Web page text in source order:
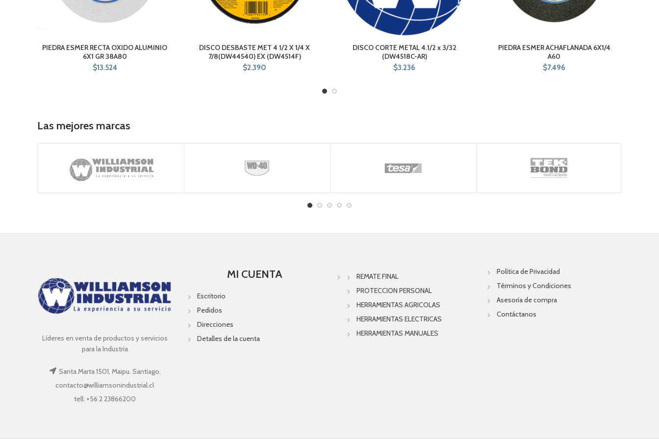
PIEDRA ESMER RECTA OXIDO ALUMINIO
6X1 GR 38A80
$13.524
DISCO DESBASTE MET 4 1/2 X 1/4 X
7/8(DW44540) EX (DW4514F)
$2.390
DISCO CORTE METAL 4.1/2 x 3/32
(DW4518C-AR)
$3.236
PIEDRA ESMER ACHAFLANADA 6X1/4
A60
$7.496
Las mejores marcas
Líderes en venta de productos y servicios
para la Industria
Santa Marta 1501, Maipu. Santiago.
contacto@williamsonindustrial.cl
tell: +56 2 23866200
MI CUENTA
Escritorio
Pedidos
Direcciones
Detalles de la cuenta
REMATE FINAL
PROTECCION PERSONAL
HERRAMIENTAS AGRICOLAS
HERRAMIENTAS ELECTRICAS
HERRAMIENTAS MANUALES
Política de Privacidad
Términos y Condiciones
Asesoría de compra
Contáctanos